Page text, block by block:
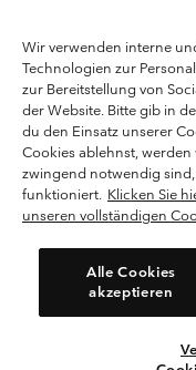
Columbia
Bergheim, Salzburg
Nutzungsbedingungen
Datenschutzerklärung
Bestimmungen und
Nutzungsbedingungen Für
Cookies
Kundenservice: Mo- Fr.
(+)43720880525
Wir verwenden interne
Technologien zur
zur Bereitstellung von
der Website. Bitte gib in
du den Einsatz unserer
Cookies ablehnst,
zwingend notwendig
funktioniert. Klicken Sie
unseren vollständigen
Alle Cookies
akzeptieren
Bitte wählen
Österreich